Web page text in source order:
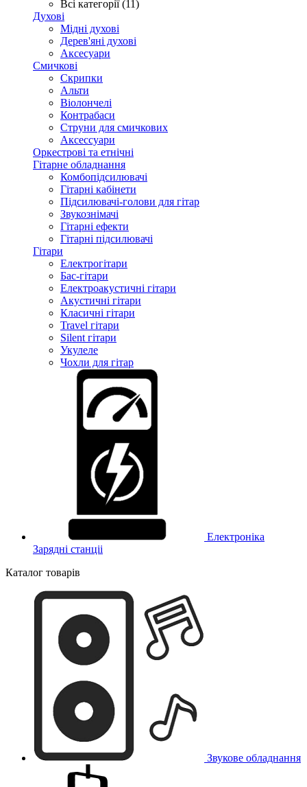
Всі категорії (11)
Духові
Мідні духові
Дерев'яні духові
Аксесуари
Смичкові
Скрипки
Альти
Віолончелі
Контрабаси
Струни для смичкових
Аксеcсуари
Оркестрові та етнічні
Гітарне обладнання
Комбопідсилювачі
Гітарні кабінети
Підсилювачі-голови для гітар
Звукознімачі
Гітарні ефекти
Гітарні підсилювачі
Гітари
Електрогітари
Бас-гітари
Електроакустичні гітари
Акустичні гітари
Класичні гітари
Travel гітари
Silent гітари
Укулеле
Чохли для гітар
Електроніка
Зарядні станціі
Каталог товарів
Звукове обладнання